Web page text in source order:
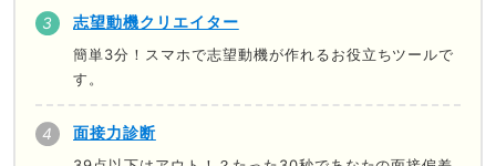
志望動機クリエイター
簡単3分！スマホで志望動機が作れるお役立ちツールで
す。
面接力診断